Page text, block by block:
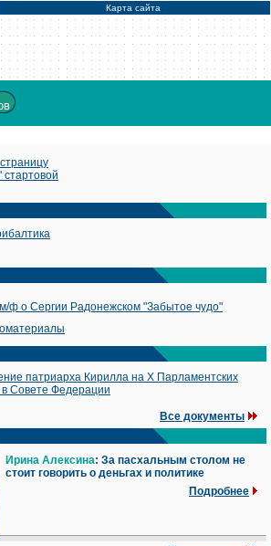
Карта сайта
стартовой
ф о Сергии Радонежском "Забытое чудо"
патриарха Кирилла на X Парламентских
в Совете Федерации
Все документы
Ирина Алексина: За пасхальным столом не
стоит говорить о деньгах и политике
Подробнее